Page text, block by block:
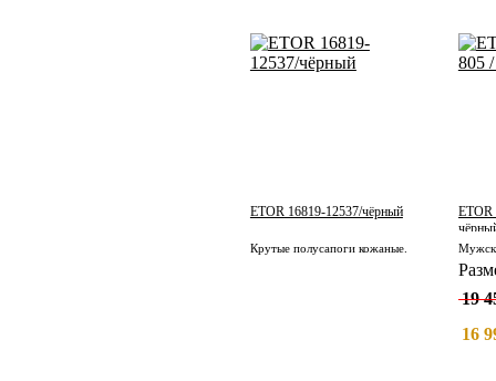
ETOR 16819-12537/чёрный
Крутые полусапоги кожаные.
ETOR
19
16